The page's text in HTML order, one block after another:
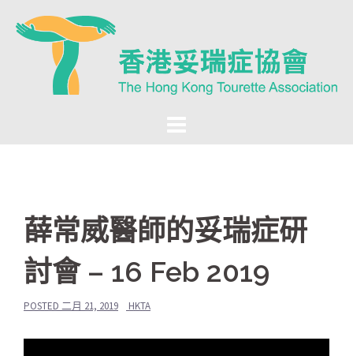
薛常威醫師的妥瑞症研
討會 – 16 Feb 2019
POSTED 二月 21, 2019 HKTA